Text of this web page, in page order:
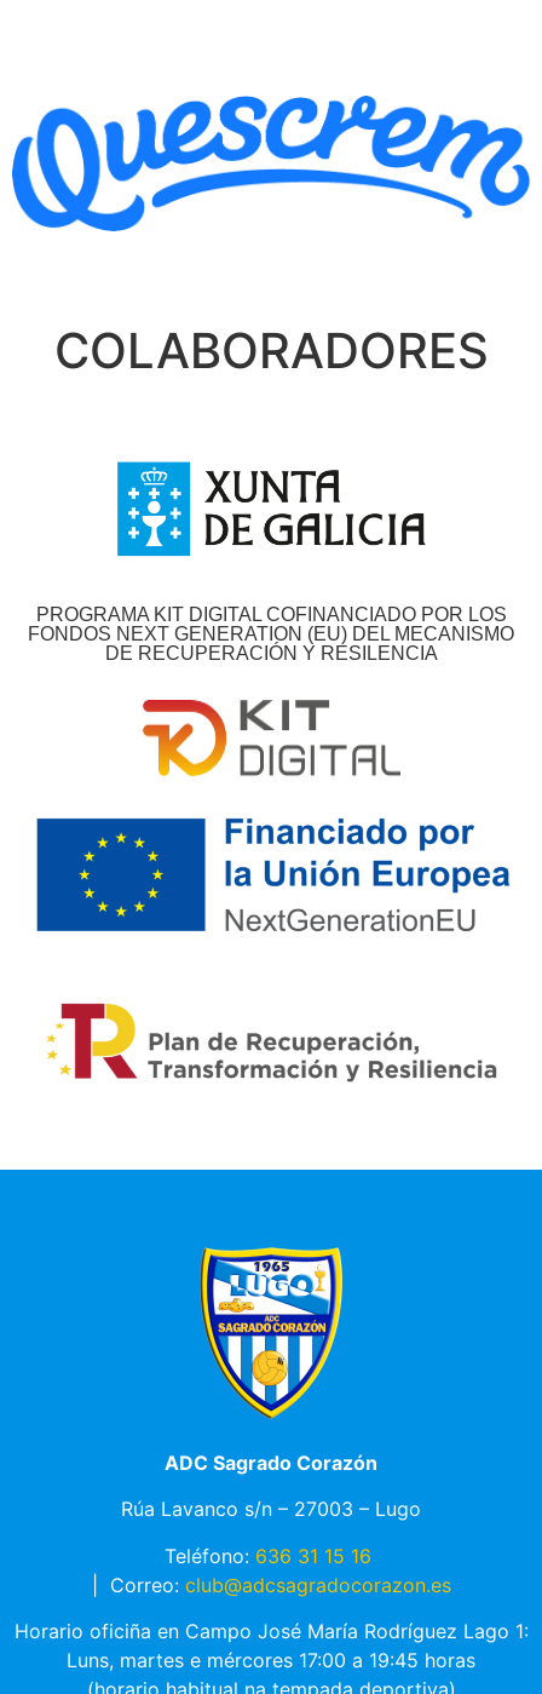
COLABORADORES
PROGRAMA KIT DIGITAL COFINANCIADO POR LOS
FONDOS NEXT GENERATION (EU) DEL MECANISMO
DE RECUPERACIÓN Y RESILENCIA
ADC Sagrado Corazón
Rúa Lavanco s/n – 27003 – Lugo
Teléfono: 636 31 15 16
Correo: club@adcsagradocorazon.es
Horario oficiña en Campo José María Rodríguez Lago 1:
Luns, martes e mércores 17:00 a 19:45 horas